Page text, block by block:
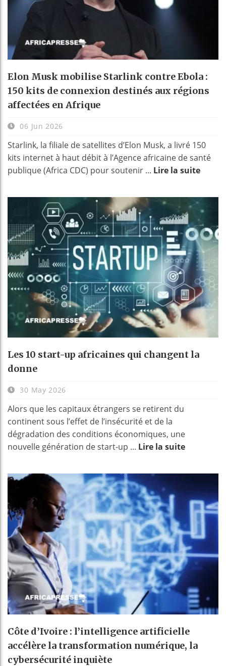
Elon Musk mobilise Starlink contre Ebola :
150 kits de connexion destinés aux régions
affectées en Afrique
06 Jun 2026
Starlink, la filiale de satellites d’Elon Musk, a livré 150
kits internet à haut débit à l’Agence africaine de santé
publique (Africa CDC) pour soutenir ... Lire la suite
Les 10 start-up africaines qui changent la
donne
30 May 2026
Alors que les capitaux étrangers se retirent du
continent sous l’effet de l’insécurité et de la
dégradation des conditions économiques, une
nouvelle génération de start-up ... Lire la suite
Côte d’Ivoire : l’intelligence artificielle
accélère la transformation numérique, la
cybersécurité inquiète